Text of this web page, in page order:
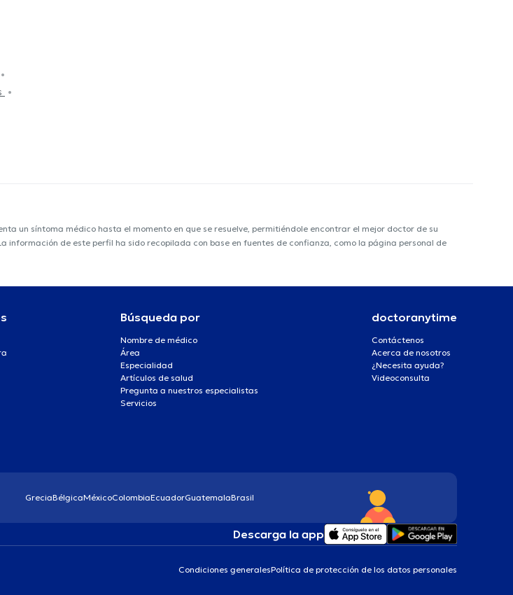
un síntoma médico hasta el momento en que se resuelve, permitiéndole encontrar el mejor doctor de su
de este perfil ha sido recopilada con base en fuentes de confianza, como la página personal de
Búsqueda por
Nombre de médico
Área
Especialidad
Artículos de salud
Pregunta a nuestros especialistas
Servicios
doctoranytime
Contáctenos
Acerca de nosotros
¿Necesita ayuda?
Videoconsulta
GreciaBélgicaMéxicoColombiaEcuadorGuatemalaBrasil
Descarga la app
Condiciones generalesPolítica de protección de los datos personales